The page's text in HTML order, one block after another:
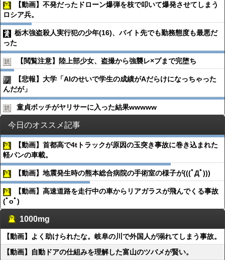
【動画】不発だったドローン爆弾を枝で叩いて爆発させてしまう
ロシア兵。
栃木強盗殺人実行犯の少年(16)、バイト先でも勤務態度も最悪だ
った
【閲覧注意】陸上部少女、盗撮から強襲レ×プまで完堕ち
【悲報】大学「AIのせいで学生の成績がAだらけになっちゃった
んだが」
童貞ボッチがヤリサーに入った結果wwwww
今日のオススメ記事
【動画】首都高で4tトラックが原因の玉突き事故に巻き込まれた
軽バンの車載。
【動画】地震発生時の熊本総合病院の手術室の様子が(((ﾟДﾟ)))
【動画】高速道路を走行中の車からリアガラスが飛んでくる事故
(ﾟoﾟ)
1000mg
【動画】よく助けられたな。岐阜の川で外国人が溺れてしまう事故。
【動画】自動ドアの仕組みを理解した富山のツバメが賢い。